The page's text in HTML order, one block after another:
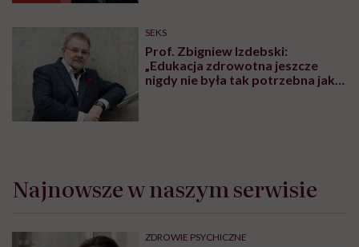
SEKS
Prof. Zbigniew Izdebski:
„Edukacja zdrowotna jeszcze
nigdy nie była tak potrzebna jak
Najnowsze w naszym serwisie
ZDROWIE PSYCHICZNE